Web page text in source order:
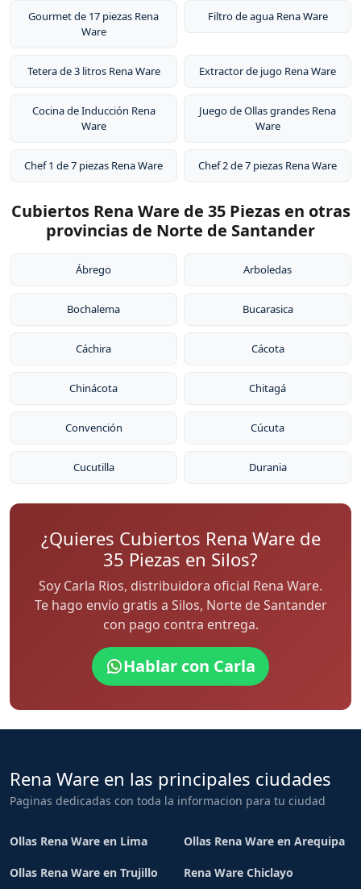
Gourmet de 17 piezas Rena
Ware
Filtro de agua Rena Ware
Tetera de 3 litros Rena Ware Extractor de jugo Rena Ware
Cocina de Inducción Rena
Ware
Juego de Ollas grandes Rena
Ware
Chef 1 de 7 piezas Rena Ware Chef 2 de 7 piezas Rena Ware
Cubiertos Rena Ware de 35 Piezas en otras
provincias de Norte de Santander
Ábrego Arboledas
Bochalema Bucarasica
Cáchira Cácota
Chinácota Chitagá
Convención Cúcuta
Cucutilla Durania
¿Quieres Cubiertos Rena Ware de
35 Piezas en Silos?
Soy Carla Rios, distribuidora oficial Rena Ware.
Te hago envío gratis a Silos, Norte de Santander
con pago contra entrega.
Hablar con Carla
Rena Ware en las principales ciudades
Paginas dedicadas con toda la informacion para tu ciudad
Ollas Rena Ware en Lima Ollas Rena Ware en Arequipa
Ollas Rena Ware en Trujillo Rena Ware Chiclayo